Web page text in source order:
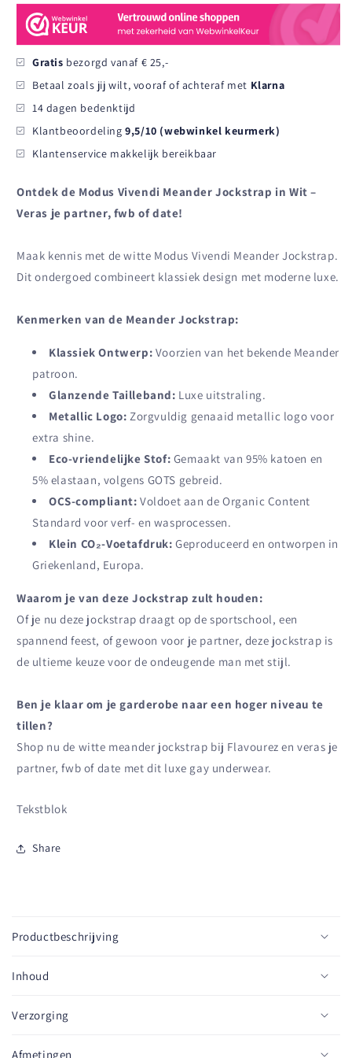
-
Wit
-
Wit
Gratis bezorgd vanaf € 25,-
Betaal zoals jij wilt, vooraf of achteraf met Klarna
14 dagen bedenktijd
Klantbeoordeling9,5/10 (webwinkel keurmerk)
Klantenservice makkelijk bereikbaar
Ontdek de Modus Vivendi Meander Jockstrap in Wit –
Veras je partner, fwb of date!
Maak kennis met de witte Modus Vivendi Meander Jockstrap.
Dit ondergoed combineert klassiek design met moderne luxe.
Kenmerken van de Meander Jockstrap:
Klassiek Ontwerp: Voorzien van het bekende Meander
patroon.
Glanzende Tailleband: Luxe uitstraling.
Metallic Logo: Zorgvuldig genaaid metallic logo voor
extra shine.
Eco-vriendelijke Stof: Gemaakt van 95% katoen en
5% elastaan, volgens GOTS gebreid.
OCS-compliant: Voldoet aan de Organic Content
Standard voor verf- en wasprocessen.
Klein CO₂-Voetafdruk: Geproduceerd en ontworpen in
Griekenland, Europa.
Waarom je van deze Jockstrap zult houden:
Of je nu deze jockstrap draagt op de sportschool, een
spannend feest, of gewoon voor je partner, deze jockstrap is
de ultieme keuze voor de ondeugende man met stijl.
Ben je klaar om je garderobe naar een hoger niveau te
tillen?
Shop nu de witte meander jockstrap bij Flavourez en veras je
partner, fwb of date met dit luxe gay underwear.
Tekstblok
Share
k
l
p
a
Productbeschrijving
Inhoud
Verzorging
Afmetingen